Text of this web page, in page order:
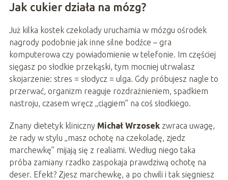
Jak cukier działa na mózg?
Już kilka kostek czekolady uruchamia w mózgu ośrodek
nagrody podobnie jak inne silne bodźce – gra
komputerowa czy powiadomienie w telefonie. Im częściej
sięgasz po słodkie przekąski, tym mocniej utrwalasz
skojarzenie: stres = słodycz = ulga. Gdy próbujesz nagle to
przerwać, organizm reaguje rozdrażnieniem, spadkiem
nastroju, czasem wręcz „ciągiem” na coś słodkiego.
Znany dietetyk kliniczny Michał Wrzosekzwraca uwagę,
że rady w stylu „masz ochotę na czekoladę, zjedz
marchewkę” mijają się z realiami. Według niego taka
próba zamiany rzadko zaspokaja prawdziwą ochotę na
deser. Efekt? Zjesz marchewkę, a po chwili i tak sięgniesz